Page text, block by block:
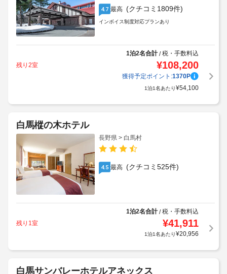
4.7 最高 (クチコミ1809件)
インボイス制度対応プランあり
1泊2名合計/税・手数料込
残り2室
¥108,200
獲得予定ポイント:1370P
1泊1名あたり¥54,100
白馬樅の木ホテル
長野県 > 白馬村
4.5 最高 (クチコミ525件)
1泊2名合計/税・手数料込
残り1室
¥41,911
1泊1名あたり¥20,956
白馬サンバレーホテルアネックス